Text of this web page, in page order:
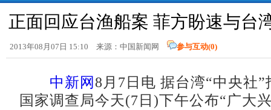
正面回应台渔船案 菲方盼速与台
2013年08月07日 15:10 来源： 中国新闻网 参与互动(0)
中新网 8月7日电 据台湾“中央社
国家调查局今天(7日)下午公布“广大